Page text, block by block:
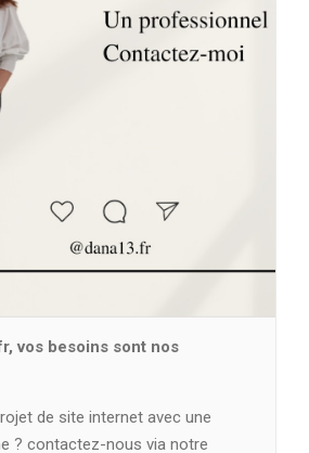
vos besoins sont nos
de site internet avec une
? contactez-nous via notre